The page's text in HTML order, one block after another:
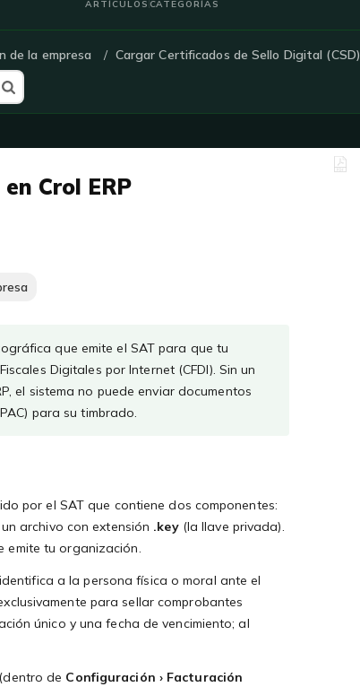
ARTÍCULOS CATEGORÍAS
de la empresa Cargar Certificados de Sello Digital (CSD)
Crol ERP
que emite el SAT para que tu
Digitales por Internet (CFDI). Sin un
el sistema no puede enviar documentos
para su timbrado.
por el SAT que contiene dos componentes:
archivo con extensión .key(la llave privada).
emite tu organización.
a la persona física o moral ante el
para sellar comprobantes
único y una fecha de vencimiento; al
(dentro de Configuración › Facturación